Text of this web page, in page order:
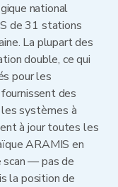
national
de 31 stations
La plupart des
double, ce qui
pour les
des
systèmes à
à jour toutes les
ARAMIS en
scan — pas de
la position de